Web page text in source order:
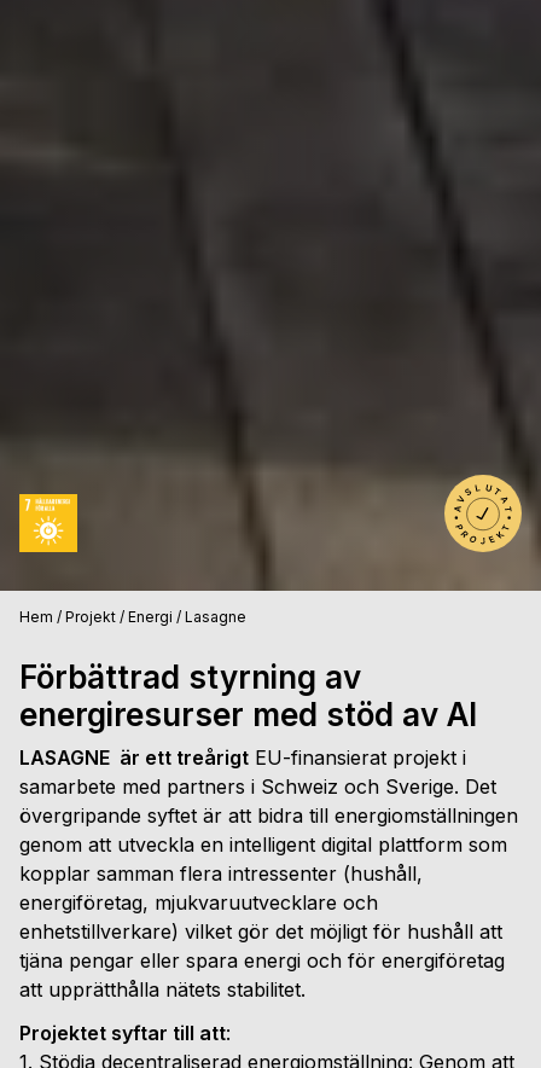
Hem / Projekt / Energi / Lasagne
Förbättrad styrning av
energiresurser med stöd av AI
LASAGNE är ett treårigt EU-finansierat projekt i
samarbete med partners i Schweiz och Sverige. Det
övergripande syftet är att bidra till energiomställningen
genom att utveckla en intelligent digital plattform som
kopplar samman flera intressenter (hushåll,
energiföretag, mjukvaruutvecklare och
enhetstillverkare) vilket gör det möjligt för hushåll att
tjäna pengar eller spara energi och för energiföretag
att upprätthålla nätets stabilitet.
Projektet syftar till att:
1. Stödja decentraliserad energiomställning: Genom att